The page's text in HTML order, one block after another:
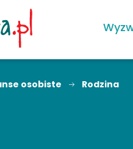
osobiste Rodzina